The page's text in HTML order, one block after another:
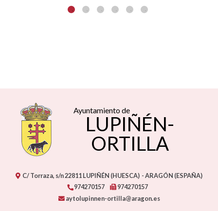
Ayuntamiento de
LUPIÑÉN-
ORTILLA
C/ Torraza, s/n22811LUPIÑÉN (HUESCA) - ARAGÓN (ESPAÑA)
974270157
974270157
aytolupinnen-ortilla@aragon.es